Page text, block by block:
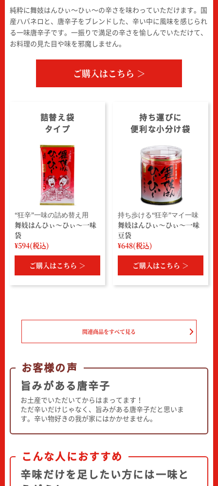
純粋に舞妓はんひぃ～ひぃ～の辛さを味わっていただけます。国
産ハバネロと、唐辛子をブレンドした、辛い中に風味を感じられ
る一味唐辛子です。一振りで満足の辛さを愉しんでいただけて、
お料理の見た目や味を邪魔しません。
ご購入はこちら ＞
詰替え袋
タイプ
“狂辛”一味の詰め替え用
舞妓はんひぃ～ひぃ～一味
袋
¥594(税込)
ご購入はこちら ＞
持ち運びに
便利な小分け袋
持ち歩ける“狂辛”マイ一味
舞妓はんひぃ～ひぃ～一味
豆袋
¥648(税込)
ご購入はこちら ＞
関連商品をすべて見る
お客様の声
旨みがある唐辛子
お土産でいただいてからはまってます！
ただ辛いだけじゃなく、旨みがある唐辛子だと思いま
す。辛い物好きの我が家にはかかせません。
こんな人におすすめ
辛味だけを足したい方には一味と